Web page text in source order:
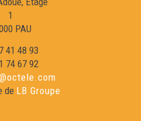
1
PAU
41 48 93
74 67 92
de LB Groupe